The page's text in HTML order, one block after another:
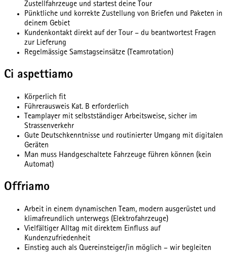
Zustellfahrzeuge und startest deine Tour
Pünktliche und korrekte Zustellung von Briefen und Paketen in
deinem Gebiet
Kundenkontakt direkt auf der Tour – du beantwortest Fragen
zur Lieferung
Regelmässige Samstagseinsätze (Teamrotation)
Ci aspettiamo
Körperlich fit
Führerausweis Kat. B erforderlich
Teamplayer mit selbstständiger Arbeitsweise, sicher im
Strassenverkehr
Gute Deutschkenntnisse und routinierter Umgang mit digitalen
Geräten
Man muss Handgeschaltete Fahrzeuge führen können (kein
Automat)
Offriamo
Arbeit in einem dynamischen Team, modern ausgerüstet und
klimafreundlich unterwegs (Elektrofahrzeuge)
Vielfältiger Alltag mit direktem Einfluss auf
Kundenzufriedenheit
Einstieg auch als Quereinsteiger/in möglich – wir begleiten